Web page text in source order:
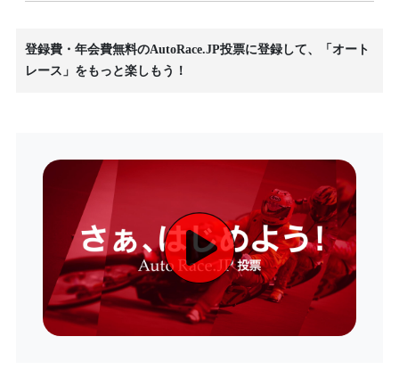
登録費・年会費無料のAutoRace.JP投票に登録して、「オート
レース」をもっと楽しもう！